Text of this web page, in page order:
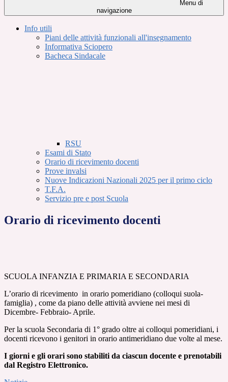
Menu di
navigazione
Info utili
Piani delle attività funzionali all'insegnamento
Informativa Sciopero
Bacheca Sindacale
RSU
Esami di Stato
Orario di ricevimento docenti
Prove invalsi
Nuove Indicazioni Nazionali 2025 per il primo ciclo
T.F.A.
Servizio pre e post Scuola
Orario di ricevimento docenti
SCUOLA INFANZIA E PRIMARIA E SECONDARIA
L’orario di ricevimento in orario pomeridiano (colloqui suola-
famiglia) , come da piano delle attività avviene nei mesi di
Dicembre- Febbraio- Aprile.
Per la scuola Secondaria di 1° grado oltre ai colloqui pomeridiani, i
docenti ricevono i genitori in orario antimeridiano due volte al mese.
I giorni e gli orari sono stabiliti da ciascun docente e prenotabili
dal Registro Elettronico.